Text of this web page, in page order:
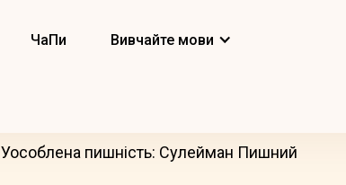
ЧаПи Вивчайте мови
Уособлена пишність: Сулейман Пишний